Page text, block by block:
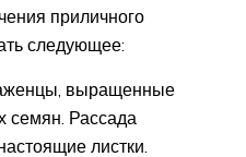
приличного
следующее:
выращенные
семян. Рассада
листки.